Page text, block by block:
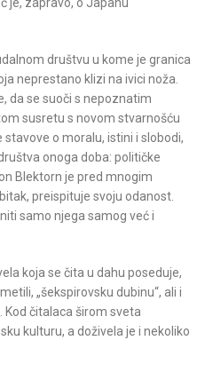
je, zapravo, o Japanu
društvu u kome je granica
neprestano klizi na ivici noža.
da se suoči s nepoznatim
susretu s novom stvarnošću
o moralu, istini i slobodi,
onoga doba: političke
Blektorn je pred mnogim
preispituje svoju odanost.
samo njega samog već i
koja se čita u dahu poseduje,
„šekspirovsku dubinu“, ali i
Kod čitalaca širom sveta
kulturu, a doživela je i nekoliko